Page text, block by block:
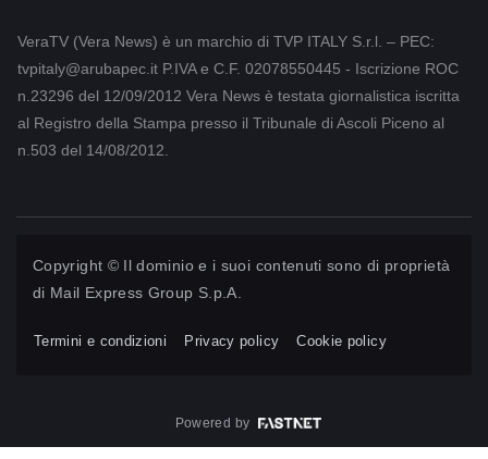
VeraTV (Vera News) è un marchio di TVP ITALY S.r.l. – PEC:
tvpitaly@arubapec.it P.IVA e C.F. 02078550445 - Iscrizione ROC
n.23296 del 12/09/2012 Vera News è testata giornalistica iscritta
al Registro della Stampa presso il Tribunale di Ascoli Piceno al
n.503 del 14/08/2012.
Copyright © Il dominio e i suoi contenuti sono di proprietà
di Mail Express Group S.p.A.
Termini e condizioni Privacy policy Cookie policy
Powered by